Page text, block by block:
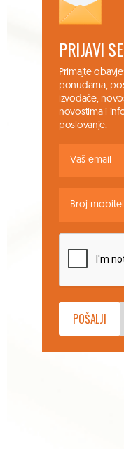
PRIJAVI
Primajte
ponudama,
izvođače,
novostima i
poslovanje.